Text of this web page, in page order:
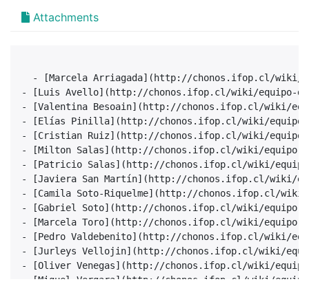
Attachments
- [Marcela Arriagada](http://chonos.ifop.cl/
- [Luis Avello](http://chonos.ifop.cl/wiki/equipo-
- [Valentina Besoain](http://chonos.ifop.cl/wiki/
- [Elías Pinilla](http://chonos.ifop.cl/wiki/
- [Cristian Ruiz](http://chonos.ifop.cl/wiki/
- [Milton Salas](http://chonos.ifop.cl/wiki/equipo-
- [Patricio Salas](http://chonos.ifop.cl/wiki/
- [Javiera San Martín](http://chonos.ifop.cl/wiki/
- [Camila Soto-Riquelme](http://chonos.ifop.cl/
- [Gabriel Soto](http://chonos.ifop.cl/wiki/equipo-
- [Marcela Toro](http://chonos.ifop.cl/wiki/equipo-
- [Pedro Valdebenito](http://chonos.ifop.cl/wiki/
- [Jurleys Vellojin](http://chonos.ifop.cl/wiki/
- [Oliver Venegas](http://chonos.ifop.cl/wiki/
- [Miguel Vergara](http://chonos.ifop.cl/wiki/